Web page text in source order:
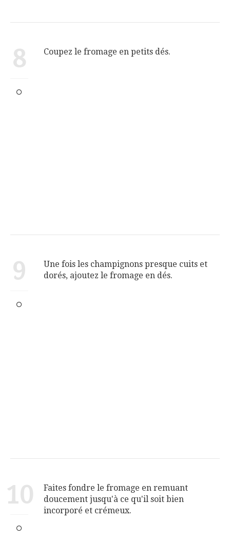
8 Coupez le fromage en petits dés.
9
Une fois les champignons presque cuits et
dorés, ajoutez le fromage en dés.
10
Faites fondre le fromage en remuant
doucement jusqu'à ce qu'il soit bien
incorporé et crémeux.